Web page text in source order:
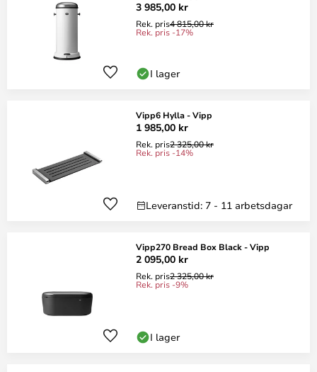
3 985,00 kr
Rek. pris4 815,00 kr
Rek. pris -17%
I lager
Vipp6 Hylla - Vipp
1 985,00 kr
Rek. pris2 325,00 kr
Rek. pris -14%
Leveranstid: 7 - 11 arbetsdagar
Vipp270 Bread Box Black - Vipp
2 095,00 kr
Rek. pris2 325,00 kr
Rek. pris -9%
I lager